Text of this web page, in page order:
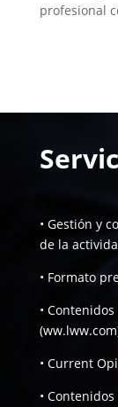
profesional
• Gestión y
de la
• Formato
•
• Current
•